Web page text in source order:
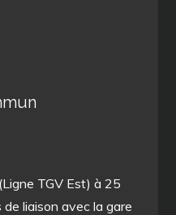
TGV Est) à 25
liaison avec la gare